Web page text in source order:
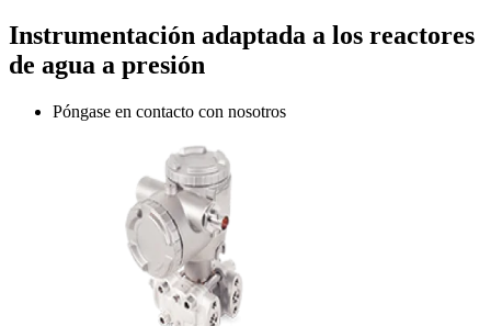
Instrumentación adaptada a los reactores
de agua a presión
Póngase en contacto con nosotros